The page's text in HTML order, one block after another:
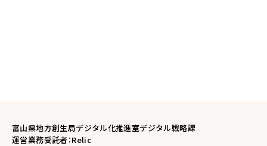
富山県地方創生局デジタル化推進室デジタル戦略課
運営業務受託者：Relic